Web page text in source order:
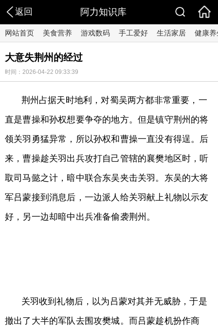
返回 阿力知识库
网站首页 美食营养 游戏数码 手工爱好 生活家居 健康养
大意失荆州的经过
时间：2026-04-22 09:33:39
荆州占据天时地利，对蜀吴两方都非常重要，一
直是曹操和孙权想要争夺的地方。但是镇守荆州的将
领关羽勇猛异常，所以孙权和曹操一直没有得逞。后
来，曹操趁关羽出兵攻打自己管辖的襄樊地区时，听
取司马懿之计，暗中联合东吴夹击关羽。东吴的大将
军吕蒙接到消息后，一边派人给关羽献上礼物以示友
好，另一边却暗中出兵准备偷袭荆州。
关羽收到礼物后，以为吕蒙对其并无威胁，于是
撤出了大半的军队去围攻樊城。而吕蒙趁机扮作商